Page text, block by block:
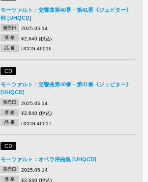
モーツァルト：交響曲第40番・第41番《ジュピター》
他 [UHQCD]
発売日 2025.05.14
価 格 ¥2,640 (税込)
品 番 UCCG-46016
CD
モーツァルト：交響曲第40番・第41番《ジュピター》
[UHQCD]
発売日 2025.05.14
価 格 ¥2,640 (税込)
品 番 UCCG-46017
CD
モーツァルト：オペラ序曲集 [UHQCD]
発売日 2025.05.14
価 格 ¥2,640 (税込)